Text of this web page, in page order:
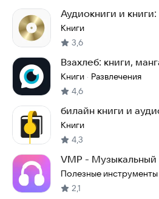
Аудиокниги и
Книги
3,6
Взахлеб: книги,
Книги · Развлечения
4,6
билайн книги и
Книги
4,3
VMP - Музыкальный
Полезные инструменты
2,1